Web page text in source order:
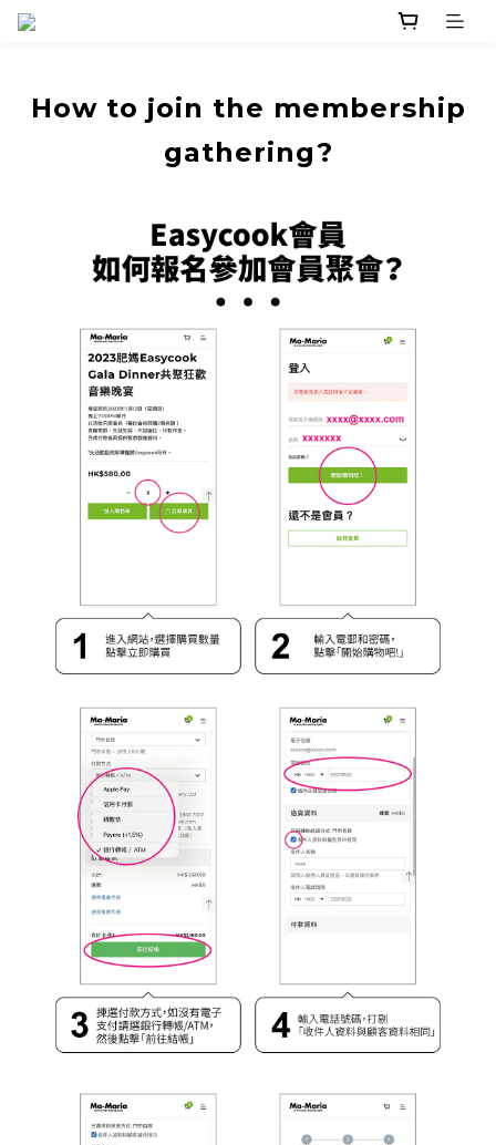
How to join the membership
gathering?